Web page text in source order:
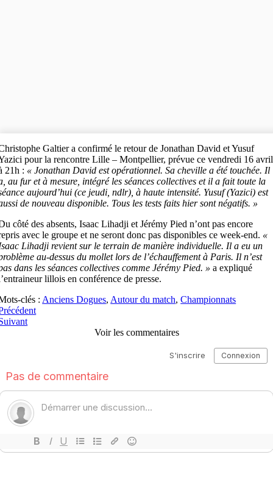
Galtier a confirmé le retour de Jonathan David et Yusuf
pour la rencontre Lille – Montpellier, prévue ce vendredi 16 avril
21h : « Jonathan David est opérationnel. Sa cheville a été touchée. Il
au fur et à mesure, intégré les séances collectives et il a fait toute la
aujourd’hui (ce jeudi, ndlr), à haute intensité. Yusuf (Yazici) est
de nouveau disponible. Tous les tests faits hier sont négatifs. »
côté des absents, Isaac Lihadji et Jérémy Pied n’ont pas encore
avec le groupe et ne seront donc pas disponibles ce week-end. «
Lihadji revient sur le terrain de manière individuelle. Il a eu un
au-dessus du mollet lors de l’échauffement à Paris. Il n’est
dans les séances collectives comme Jérémy Pied. » a expliqué
lillois en conférence de presse.
clés : Anciens Dogues, Autour du match,Championnats
Voir les commentaires